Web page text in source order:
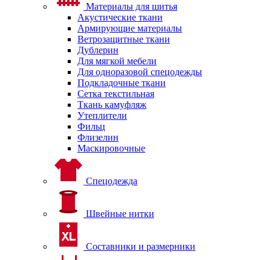
Материалы для шитья
Акустические ткани
Армирующие материалы
Ветрозащитные ткани
Дублерин
Для мягкой мебели
Для одноразовой спецодежды
Подкладочные ткани
Сетка текстильная
Ткань камуфляж
Утеплители
Фильц
Флизелин
Маскировочные
Спецодежда
Швейные нитки
Составники и размерники